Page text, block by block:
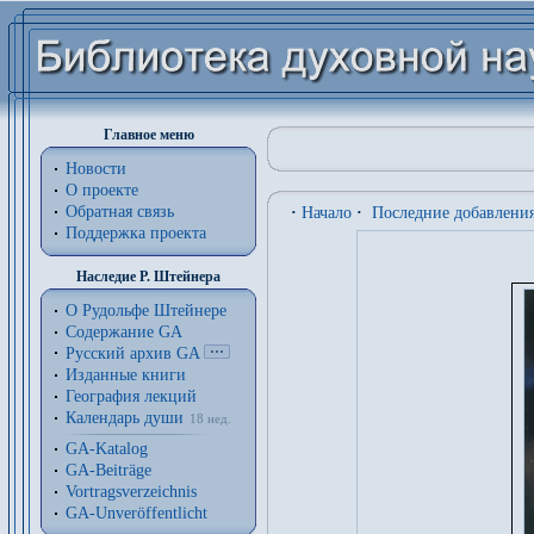
Главное меню
Новости
О проекте
Обратная связь
Поддержка проекта
Наследие Р. Штейнера
О Рудольфе Штейнере
Содержание GA
Русский архив GA
Изданные книги
География лекций
Календарь души
18 нед.
GA-Katalog
GA-Beiträge
Vortragsverzeichnis
GA-Unveröffentlicht
· Начало · Последние